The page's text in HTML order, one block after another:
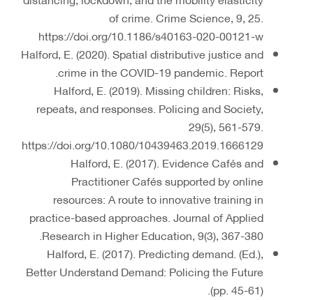
of crime. Crime Science, 9, 25.
https://doi.org/10.1186/s40163-020-00121-w
Halford, E. (2020). Spatial distributive justice and
crime in the COVID-19 pandemic. Report.
Halford, E. (2019). Missing children: Risks,
repeats, and responses. Policing and Society,
29(5), 561-579.
https://doi.org/10.1080/10439463.2019.1666129
Halford, E. (2017). Evidence Cafés and
Practitioner Cafés supported by online
resources: A route to innovative training in
practice-based approaches. Journal of Applied
Research in Higher Education, 9(3), 367-380.
Halford, E. (2017). Predicting demand. (Ed.),
Better Understand Demand: Policing the Future
(pp. 45-61).